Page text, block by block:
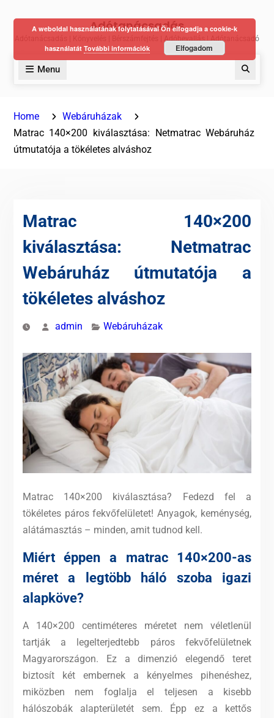
Adótanácsadás
Adótanácsadás | Könyvelés | Bérszámfejtés | Adóbevallás | Adótanácsadó
Menu
Home
Webáruházak
Matrac 140×200 kiválasztása: Netmatrac Webáruház
útmutatója a tökéletes alváshoz
Matrac 140×200
kiválasztása: Netmatrac
Webáruház útmutatója a
tökéletes alváshoz
admin Webáruházak
Matrac 140×200 kiválasztása? Fedezd fel a
tökéletes páros fekvőfelületet! Anyagok, keménység,
alátámasztás – minden, amit tudnod kell.
Miért éppen a matrac 140×200-as
méret a legtöbb háló szoba igazi
alapköve?
A 140×200 centiméteres méretet nem véletlenül
tartják a legelterjedtebb páros fekvőfelületnek
Magyarországon. Ez a dimenzió elegendő teret
biztosít két embernek a kényelmes pihenéshez,
miközben nem foglalja el teljesen a kisebb
hálószobák alapterületét sem. Épp ez a kettős
A weboldal használatának folytatásával Ön elfogadja a cookie-k
használatát További információk Elfogadom